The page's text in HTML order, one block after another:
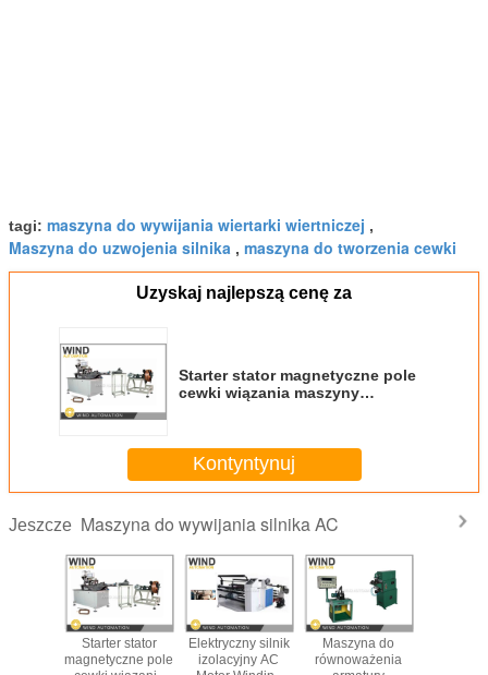
tagi: maszyna do wywijania wiertarki wiertniczej ,
Maszyna do uzwojenia silnika , maszyna do tworzenia cewki
Uzyskaj najlepszą cenę za
Starter stator magnetyczne pole
cewki wiązania maszyny
Kontyntynuj
Jeszcze Maszyna do wywijania silnika AC
Starter stator
magnetyczne pole
Elektryczny silnik
izolacyjny AC
Maszyna do
równoważenia